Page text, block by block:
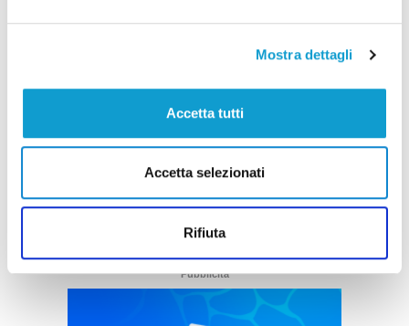
Mostra dettagli
Accetta tutti
Accetta selezionati
Rifiuta
Atletica Leggera di Birmingham 2026
Pubblicità